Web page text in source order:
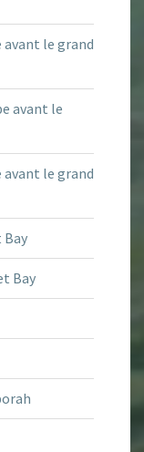
avant le grand
avant le
avant le grand
Bay
Bay